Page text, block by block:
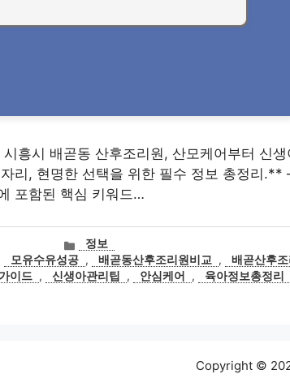
흥시 배곧동 산후조리원, 산모케어부터 신생
리, 현명한 선택을 위한 필수 정보 총정리
포함된 핵심 키워드…
카
테
고
정보
모유수유성공 , 배곧동산후조리원비교 , 배곧산후
이드 , 신생아관리팁 , 안심케어 , 육아정보총정리
Copyright ©